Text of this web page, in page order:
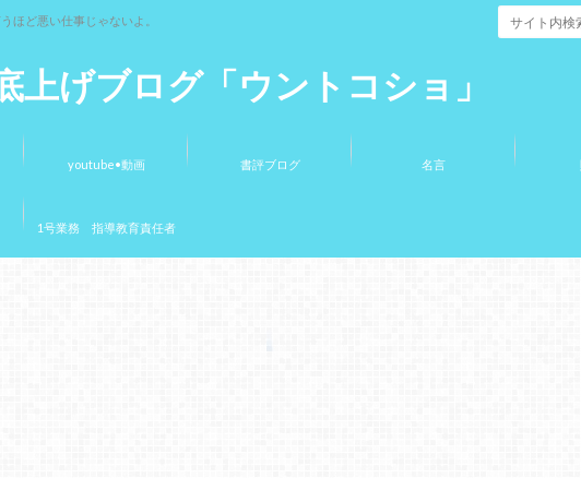
上げブログ「ウントコショ」
ほど悪い仕事じゃないよ。
youtube•動画 書評ブログ 名言
1号業務 指導教育責任者